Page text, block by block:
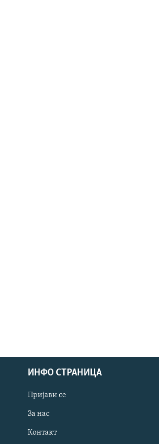
СЛЕДЕТЕ НЕ
ИНФО СТРАНИЦА
Пријави се
За нас
Контакт